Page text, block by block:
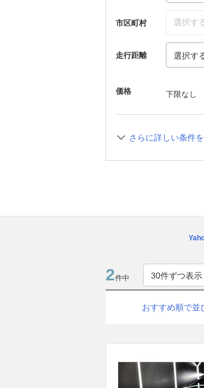
市区町村 選択す
走行距離
価格 下限なし
さらに詳しい条件
2件中
おすすめ順で並